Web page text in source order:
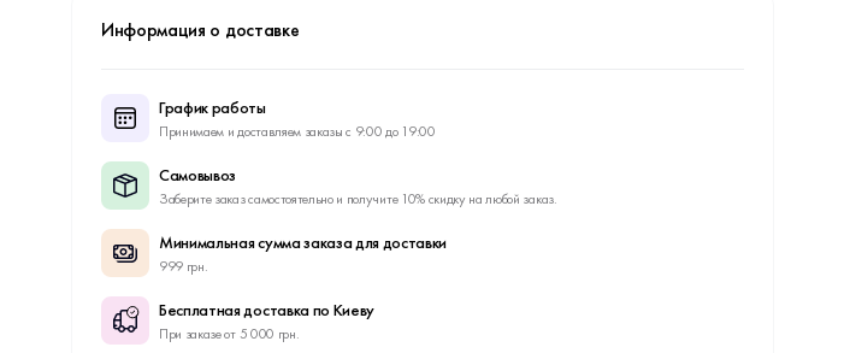
Информация о доставке
График работы
Принимаем и доставляем заказы с 9:00 до 19:00
Самовывоз
Заберите заказ самостоятельно и получите 10% скидку на любой заказ.
Минимальная сумма заказа для доставки
999 грн.
Бесплатная доставка по Киеву
При заказе от 5 000 грн.